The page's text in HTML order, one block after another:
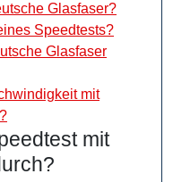
Glasfaser?
Speedtests?
Glasfaser
mit
mit